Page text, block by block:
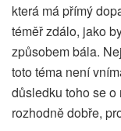
která má přímý
téměř zdálo, jako
způsobem bála.
toto téma není
důsledku toho se
rozhodně dobře,